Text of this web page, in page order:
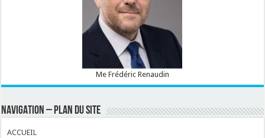
Me Frédéric Renaudin
NAVIGATION – PLAN DU SITE
ACCUEIL